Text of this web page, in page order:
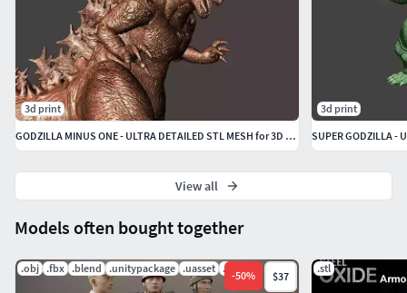
Models often bought together
.obj .fbx .blend .unitypackage .uasset .png
-50% $37
.stl
3d print
GODZILLA MINUS ONE - ULTRA DETAILED STL MESH for 3D printing
3d print
View all